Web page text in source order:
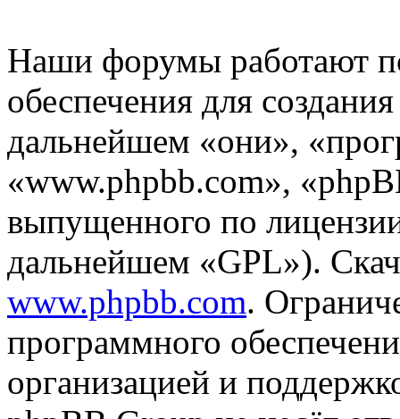
Наши форумы работают
обеспечения для
дальнейшем «они»,
«www.phpbb.com»,
выпущенного по
дальнейшем «GPL»).
www.phpbb.com.
программного
организацией и